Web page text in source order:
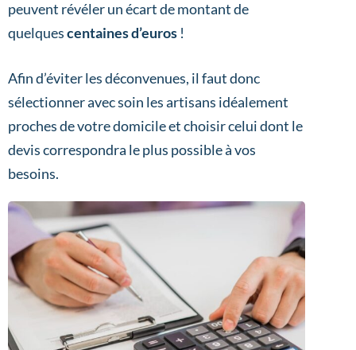
peuvent révéler un écart de montant de
quelquescentaines d’euros !
Afin d’éviter les déconvenues, il faut donc
sélectionner avec soin les artisans idéalement
proches de votre domicile et choisir celui dont le
devis correspondra le plus possible à vos
besoins.